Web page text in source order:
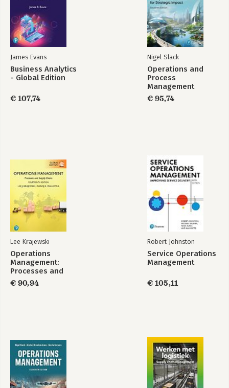
3. VOORKEURSGEDRAG VAN DE CPO
3.1 Drijfveren en gedrag
3.2 CPO-groepsprofiel
3.3 The Next CPO drijfveren
4. THE NEXT CPO
-De onderhandelaar
-De waakhond
-De verantwoordelijke
-De co-creator
4.2 Het roze schaap met negen poten
5. Aanbelingen
5.1 The Next CPO en zijn bestaansrecht
5.2 The Next CPO en zijn omgeving
5.3 The Next CPO en zijn organisatie
5.4 The Next CPO over zichzelf
6 PROFIELEN ORGANISATIES EN CPO’S
INDEX
James Evans
Business Analytics
- Global Edition
€ 107,74
Nigel Slack
Operations and
Process
Management
€ 95,74
Lee Krajewski
Operations
Management:
Processes and
Supply Chains,
Global Edition
€ 90,94
Robert Johnston
Service Operations
Management
€ 105,11